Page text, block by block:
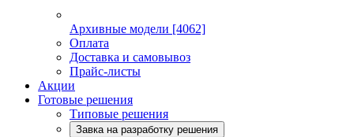
Архивные модели [4062]
Оплата
Доставка и самовывоз
Прайс-листы
Акции
Готовые решения
Типовые решения
Завка на разработку решения